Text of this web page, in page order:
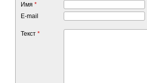
Имя *
E-mail
Текст *